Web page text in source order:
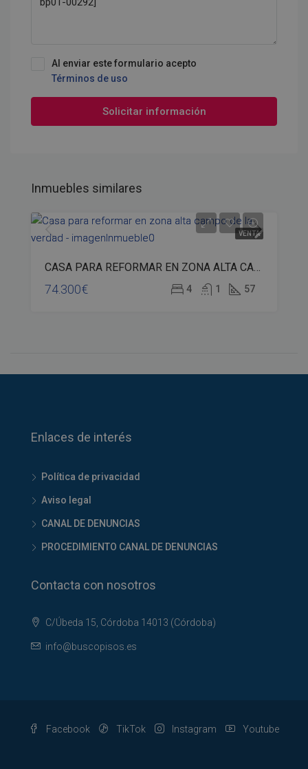
Al enviar este formulario acepto
Términos de uso
Solicitar información
Inmuebles similares
VENTA
74.300€ 4 1 57
Enlaces de interés
Política de privacidad
Aviso legal
CANAL DE DENUNCIAS
PROCEDIMIENTO CANAL DE DENUNCIAS
Contacta con nosotros
C/Úbeda 15, Córdoba 14013 (Córdoba)
info@buscopisos.es
Facebook TikTok Instagram Youtube